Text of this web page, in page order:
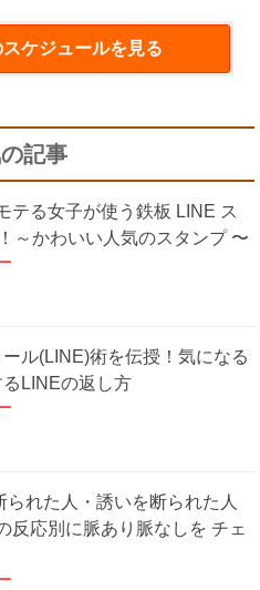
スケジュールを見る
記事
テる女子が使う鉄板 LINE ス
～かわいい人気のスタンプ 〜
ル(LINE)術を伝授！気になる
LINEの返し方
られた人・誘いを断られた人
反応別に脈あり脈なしを チェ